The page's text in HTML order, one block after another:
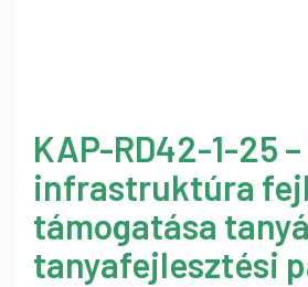
KAP-RD42-1-25
infrastruktúra
támogatása
tanyafejlesztési